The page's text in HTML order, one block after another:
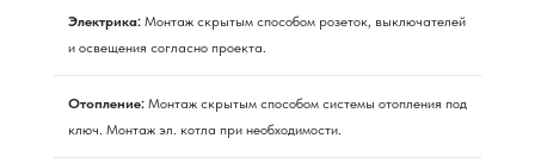
Электрика: Монтаж скрытым способом розеток, выключателей
и освещения согласно проекта.
Отопление: Монтаж скрытым способом системы отопления под
ключ. Монтаж эл. котла при необходимости.